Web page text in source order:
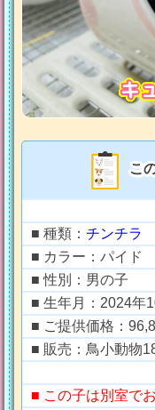
キ
こ
■ 種類： チンチラ
■ カラー：パイド
■ 性別：男の子
■ 生年月：2024年
■ ご提供価格：
■ 販売：鳥小動物
■ この子は別室で